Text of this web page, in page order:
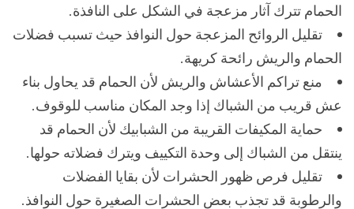
الحمام تترك آثار مزعجة في الشكل على النافذة.
تقليل الروائح المزعجة حول النوافذ حيث تسبب فضلات
الحمام والريش رائحة كريهة.
منع تراكم الأعشاش والريش لأن الحمام قد يحاول بناء
عش قريب من الشباك إذا وجد المكان مناسب للوقوف.
حماية المكيفات القريبة من الشبابيك لأن الحمام قد
ينتقل من الشباك إلى وحدة التكييف ويترك فضلاته حولها.
تقليل فرص ظهور الحشرات لأن بقايا الفضلات
والرطوبة قد تجذب بعض الحشرات الصغيرة حول النوافذ.